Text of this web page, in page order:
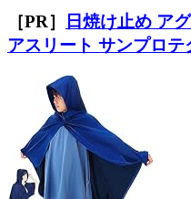
［PR］
日焼け止め ア
アスリート サンプロテ